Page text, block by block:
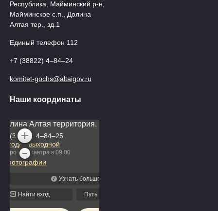
Республика, Майминский р-н,
Майминское с.п., Долина
Алтая тер., зд.1
Единый телефон 112
+7 (38822) 4‒84‒24
komitet-gochs@altaigov.ru
Наши координаты